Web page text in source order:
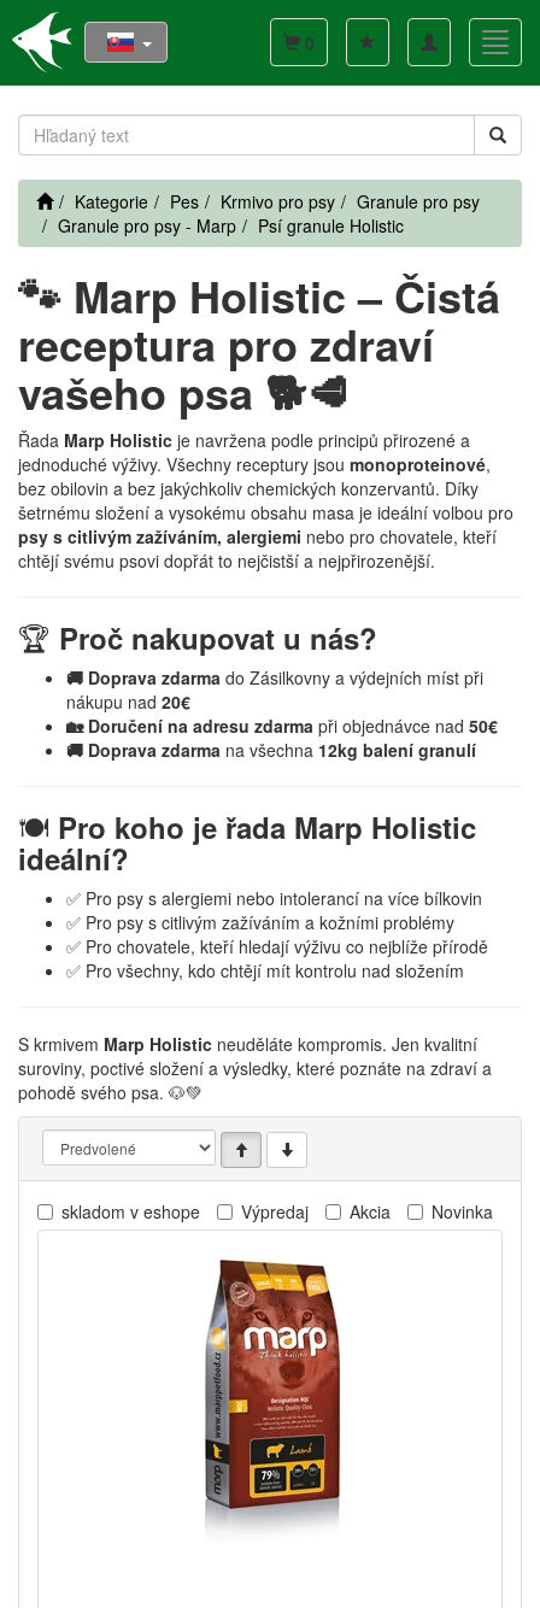
Toggle
navigation
0
Kategorie Pes Krmivo pro psy
Granule pro psy
Granule pro psy - Marp
Psí granule Holistic
🐾 Marp Holistic – Čistá
receptura pro zdraví
vašeho psa 🐕🥩
Řada Marp Holistic je navržena podle principů přirozené a
jednoduché výživy. Všechny receptury jsou monoproteinové,
bez obilovin a bez jakýchkoliv chemických konzervantů. Díky
šetrnému složení a vysokému obsahu masa je ideální volbou pro
psy s citlivým zažíváním, alergiemi nebo pro chovatele, kteří
chtějí svému psovi dopřát to nejčistší a nejpřirozenější.
🏆 Proč nakupovat u nás?
🚚 Doprava zdarma do Zásilkovny a výdejních míst při
nákupu nad 20€
🏡 Doručení na adresu zdarma při objednávce nad 50€
🚚 Doprava zdarma na všechna 12kg balení granulí
🍽️ Pro koho je řada Marp Holistic
ideální?
✅ Pro psy s alergiemi nebo intolerancí na více bílkovin
✅ Pro psy s citlivým zažíváním a kožními problémy
✅ Pro chovatele, kteří hledají výživu co nejblíže přírodě
✅ Pro všechny, kdo chtějí mít kontrolu nad složením
S krmivem Marp Holistic neuděláte kompromis. Jen kvalitní
suroviny, poctivé složení a výsledky, které poznáte na zdraví a
pohodě svého psa. 🐶💚
skladom v eshope Výpredaj Akcia Novinka